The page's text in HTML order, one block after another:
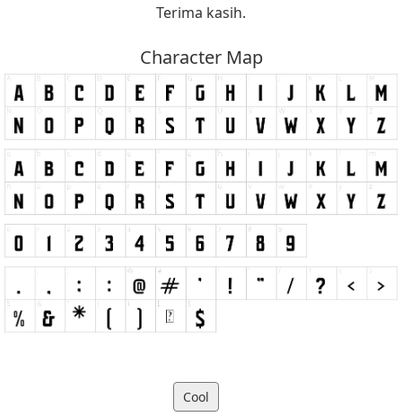
Terima kasih.
Character Map
Cool